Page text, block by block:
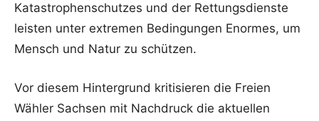
Katastrophenschutzes und der Rettungsdienste
leisten unter extremen Bedingungen Enormes, um
Mensch und Natur zu schützen.
Vor diesem Hintergrund kritisieren die Freien
Wähler Sachsen mit Nachdruck die aktuellen